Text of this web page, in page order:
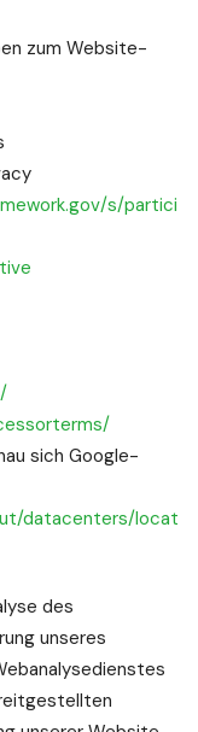
zum Website-
s/partici
sich Google-
datacenters/locat
des
unseres